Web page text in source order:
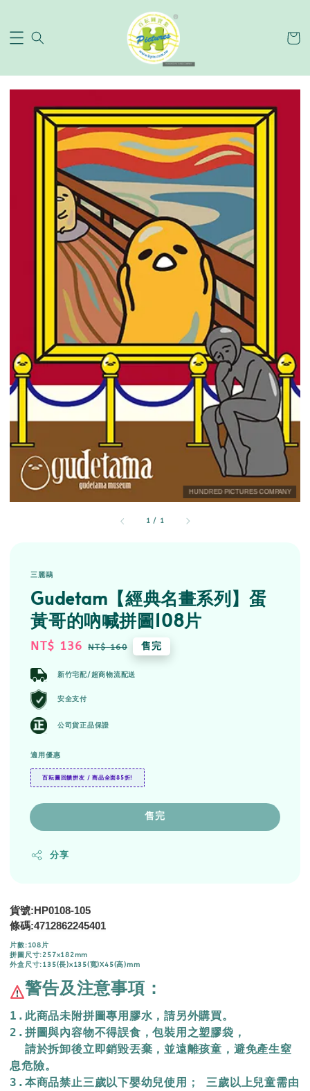
1 / 1
三麗鷗
Gudetam【經典名畫系列】蛋
黃哥的吶喊拼圖108片
Sale
NT$ 136 Regular
NT$ 160 售完
新竹宅配/超商物流配送
安全支付
公司貨正品保證
適用優惠
百耘圖回饋拼友 / 商品全面85折!
售完
分享
貨號:HP0108-105
條碼:4712862245401
片數:108片
拼圖尺寸:257x182mm
外盒尺寸:135(長)x135(寬)X45(高)mm
警告及注意事項：
1.此商品未附拼圖專用膠水，請另外購買。
2.拼圖與內容物不得誤食，包裝用之塑膠袋，
  請於拆卸後立即銷毀丟棄，
並遠離孩童，避免產生窒
息危險。
3.本商品禁止三歲以下嬰幼兒使用； 三歲以上兒童需由